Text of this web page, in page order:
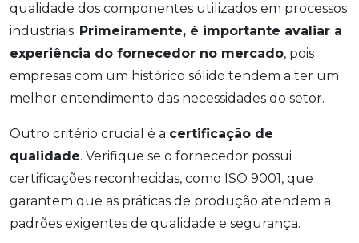
qualidade dos componentes utilizados em processos
industriais. Primeiramente, é importante avaliar a
experiência do fornecedor no mercado, pois
empresas com um histórico sólido tendem a ter um
melhor entendimento das necessidades do setor.
Outro critério crucial é a certificação de
qualidade. Verifique se o fornecedor possui
certificações reconhecidas, como ISO 9001, que
garantem que as práticas de produção atendem a
padrões exigentes de qualidade e segurança.